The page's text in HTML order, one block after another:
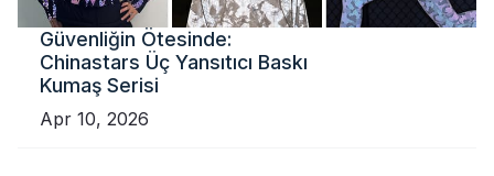
Güvenliğin Ötesinde:
Chinastars Üç Yansıtıcı Baskı
Kumaş Serisi
Apr 10, 2026